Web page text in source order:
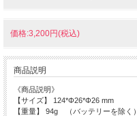
価格:3,200円(税込)
商品説明
《商品説明》
【サイズ】 124*Φ26*Φ26 mm
【重量】 94g （バッテリーを除く）